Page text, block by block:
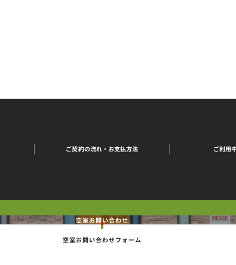
ご契約の流れ・お支払方法 ご利用
空室お問い合わせ
空室お問い合わせフォーム